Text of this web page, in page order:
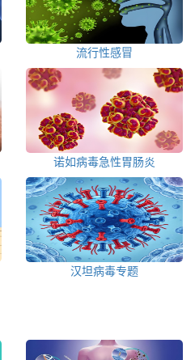
流行性感冒
诺如病毒急性胃肠炎
汉坦病毒专题